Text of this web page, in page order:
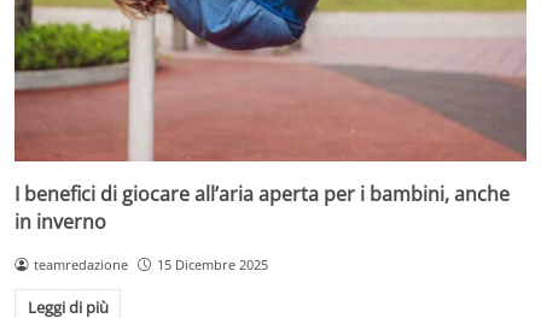
I benefici di giocare all’aria aperta per i bambini, anche
in inverno
teamredazione 15 Dicembre 2025
Leggi di più